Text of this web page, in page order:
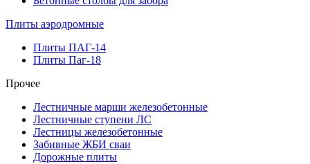
Плиты аэродромные
Плиты ПАГ-14
Плиты Паг-18
Прочее
Лестничные марши железобетонные
Лестничные ступени ЛС
Лестницы железобетонные
Забивные ЖБИ сваи
Дорожные плиты